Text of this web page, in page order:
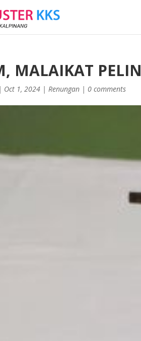
MALAIKAT
| Oct 1, 2024 |Renungan |0 comments